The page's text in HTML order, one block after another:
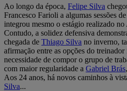
Ao longo da época, Felipe Silva
Francesco Farioli a algumas sessões
integrou mesmo o estágio realizado
Contudo, a solidez defensiva
chegada de Thiago Silva no inverno,
afirmação entre as opções do
necessidade de compor o grupo de
com maior regularidade a Gabriel Brás
Aos 24 anos, há novos caminhos à
Silva...